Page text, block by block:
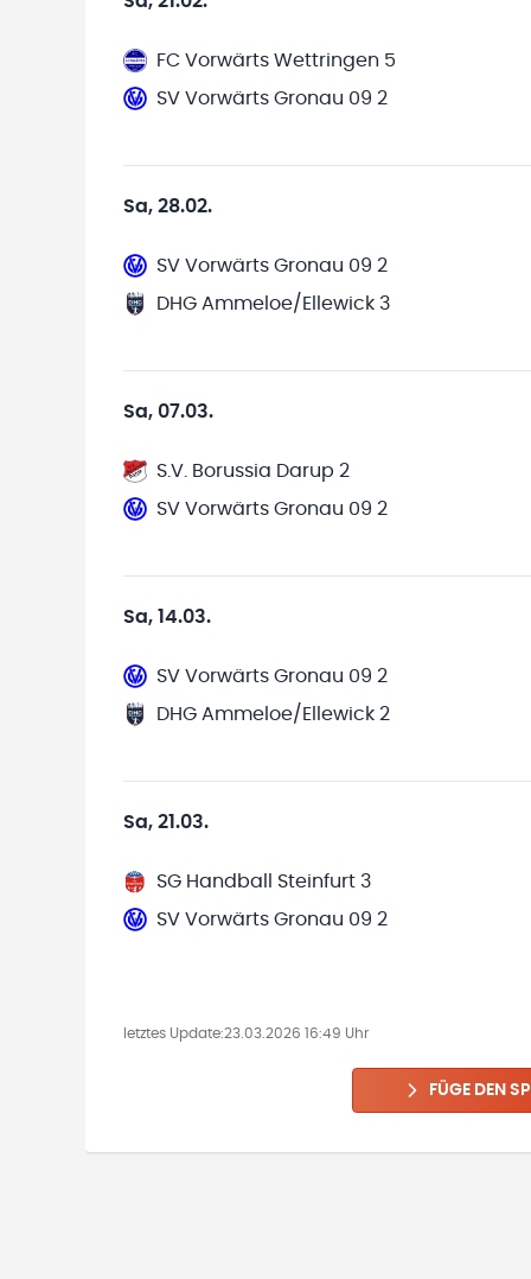
FC Vorwärts Wettringen 5
SV Vorwärts Gronau 09 2
Sa, 28.02.
SV Vorwärts Gronau 09 2
DHG Ammeloe/Ellewick 3
Sa, 07.03.
S.V. Borussia Darup 2
SV Vorwärts Gronau 09 2
Sa, 14.03.
SV Vorwärts Gronau 09 2
DHG Ammeloe/Ellewick 2
Sa, 21.03.
SG Handball Steinfurt 3
SV Vorwärts Gronau 09 2
letztes Update:23.03.2026 16:49 Uhr
FÜGE DEN